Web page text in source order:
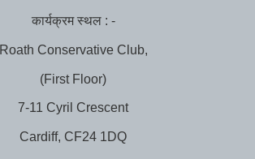
कार्यक्रम स्थल : -
Roath Conservative Club,
(First Floor)
7-11 Cyril Crescent
Cardiff, CF24 1DQ